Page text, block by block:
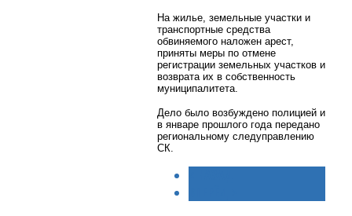
На жилье, земельные участки и
транспортные средства
обвиняемого наложен арест,
приняты меры по отмене
регистрации земельных участков и
возврата их в собственность
муниципалитета.
Дело было возбуждено полицией и
в январе прошлого года передано
региональному следуправлению
СК.